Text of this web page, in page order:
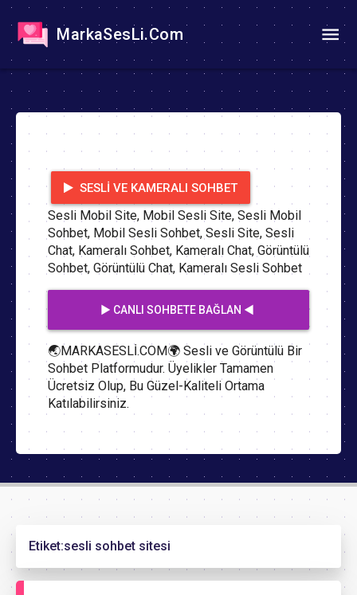
MarkaSesLi.Com
SESLI VE KAMERALI SOHBET
Sesli Mobil Site, Mobil Sesli Site, Sesli Mobil
Sohbet, Mobil Sesli Sohbet, Sesli Site, Sesli
Chat, Kameralı Sohbet, Kameralı Chat, Görüntülü
Sohbet, Görüntülü Chat, Kameralı Sesli Sohbet
▶️ CANLI SOHBETE BAĞLAN ◀️
🌏MARKASESLİ.COM🌍 Sesli ve Görüntülü Bir
Sohbet Platformudur. Üyelikler Tamamen
Ücretsiz Olup, Bu Güzel-Kaliteli Ortama
Katılabilirsiniz.
Etiket:sesli sohbet sitesi